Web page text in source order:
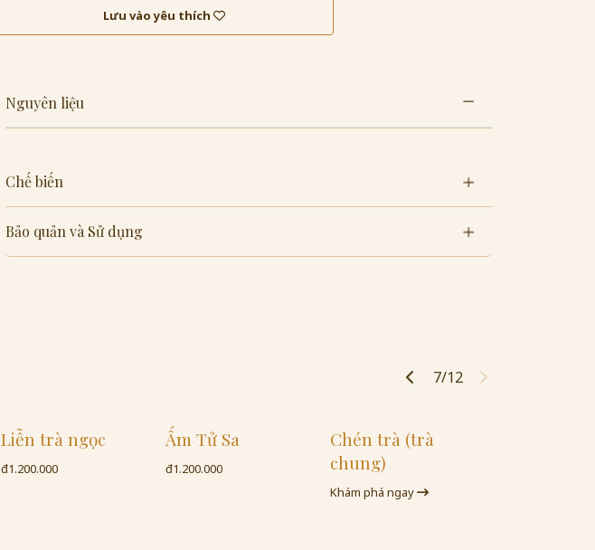
Lưu vào yêu thích
Nguyên liệu
Chế biến
Bảo quản và Sử dụng
Liễn trà ngọc
đ1.200.000
Ấm Tử Sa
đ1.200.000
Chén trà (trà
chung)
Khám phá ngay
7/12